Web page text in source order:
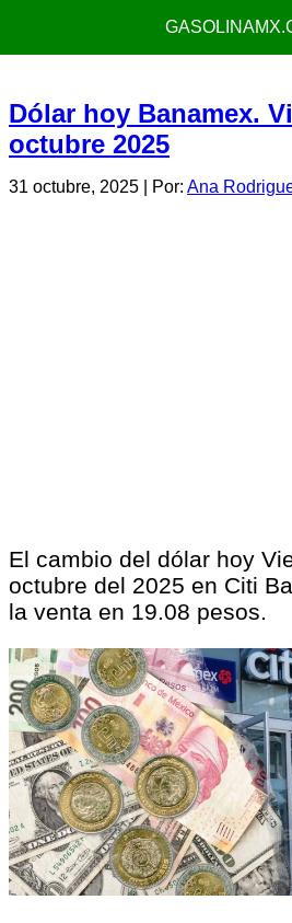
Dólar hoy Banamex.
octubre 2025
31 octubre, 2025 | Por: Ana
El cambio del dólar hoy
octubre del 2025 en Citi
la venta en 19.08 pesos.